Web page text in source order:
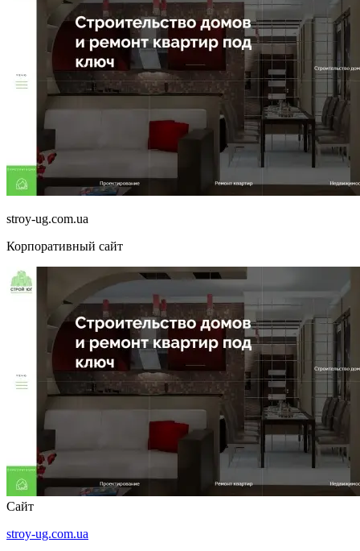
stroy-ug.com.ua
Корпоративный сайт
Сайт
stroy-ug.com.ua